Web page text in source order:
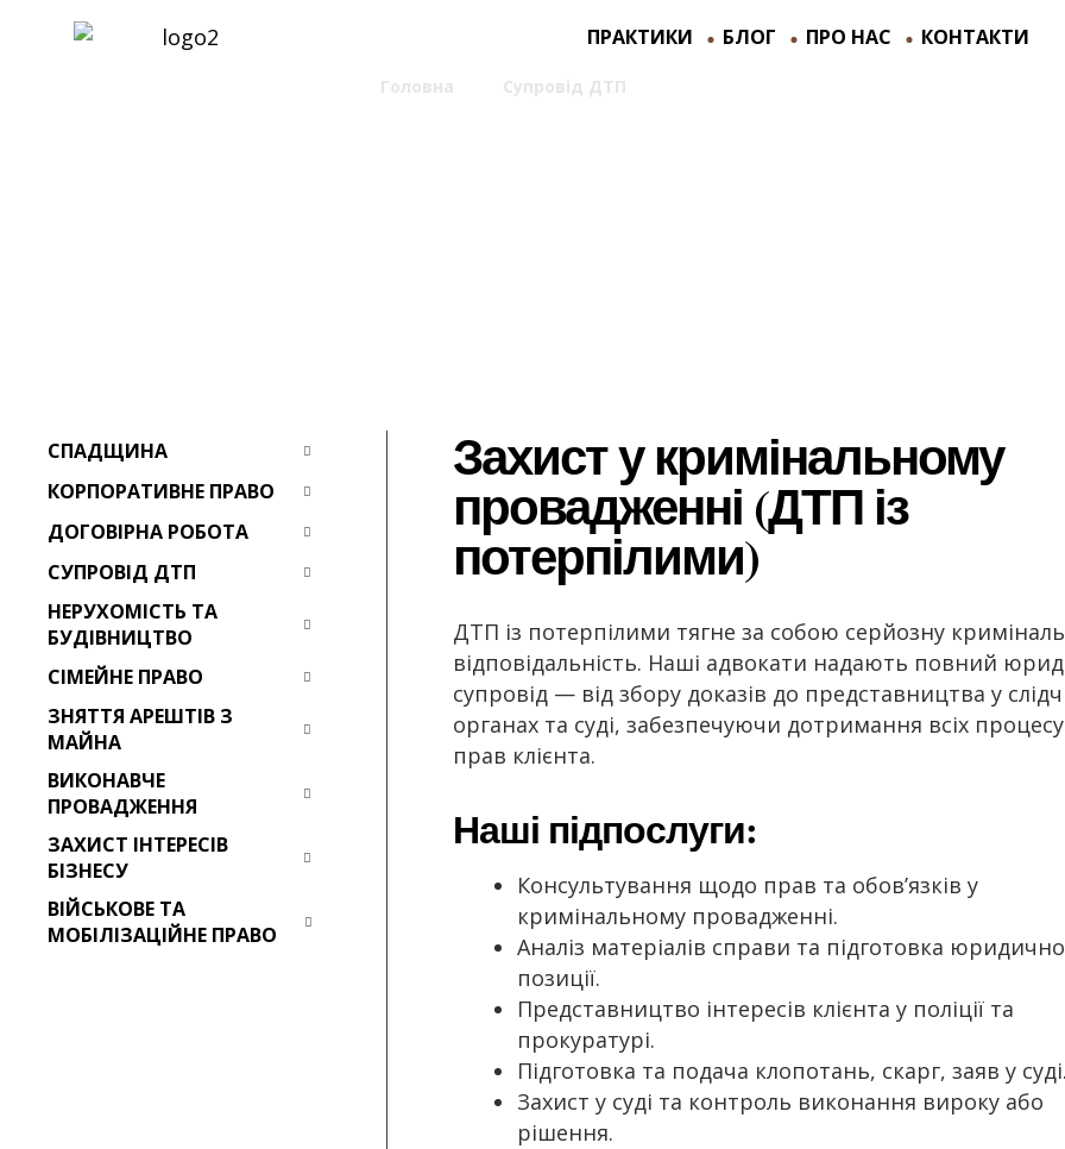
ПРАКТИКИ БЛОГ ПРО НАС КОНТАКТИ
Головна Супровід ДТП
СПАДЩИНА
КОРПОРАТИВНЕ ПРАВО
ДОГОВІРНА РОБОТА
СУПРОВІД ДТП
НЕРУХОМІСТЬ ТА
БУДІВНИЦТВО
СІМЕЙНЕ ПРАВО
ЗНЯТТЯ АРЕШТІВ З
МАЙНА
ВИКОНАВЧЕ
ПРОВАДЖЕННЯ
ЗАХИСТ ІНТЕРЕСІВ
БІЗНЕСУ
ВІЙСЬКОВЕ ТА
МОБІЛІЗАЦІЙНЕ ПРАВО
Захист у кримінальному
провадженні (ДТП із
потерпілими)
ДТП із потерпілими тягне за собою серйозну
відповідальність. Наші адвокати надають повний
супровід — від збору доказів до представництва у
органах та суді, забезпечуючи дотримання всіх
прав клієнта.
Наші підпослуги:
Консультування щодо прав та обов’язків у
кримінальному провадженні.
Аналіз матеріалів справи та підготовка
позиції.
Представництво інтересів клієнта у поліції та
прокуратурі.
Підготовка та подача клопотань, скарг, заяв у
Захист у суді та контроль виконання вироку або
рішення.